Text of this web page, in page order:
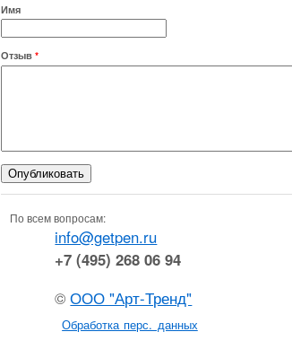
Имя
Отзыв *
По всем вопросам:
info@getpen.ru
+7 (495) 268 06 94
©ООО "Арт-Тренд"
Обработка перс. данных